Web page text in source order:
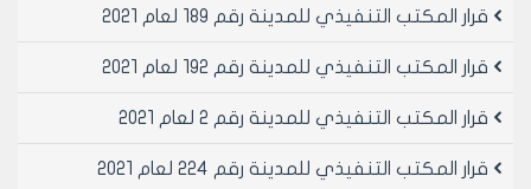
قرار المكتب التنفيذي للمدينة رقم 189 لعام 2021
قرار المكتب التنفيذي للمدينة رقم 192 لعام 2021
قرار المكتب التنفيذي للمدينة رقم 2 لعام 2021
قرار المكتب التنفيذي للمدينة رقم 224 لعام 2021